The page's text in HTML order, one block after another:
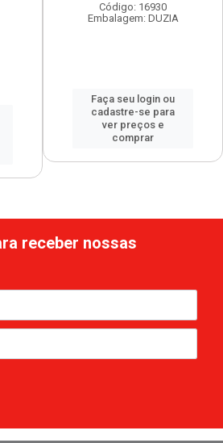
Código: 16930
Embalagem: DUZIA
Faça seu login ou
cadastre-se para
ver preços e
comprar
receber nossas